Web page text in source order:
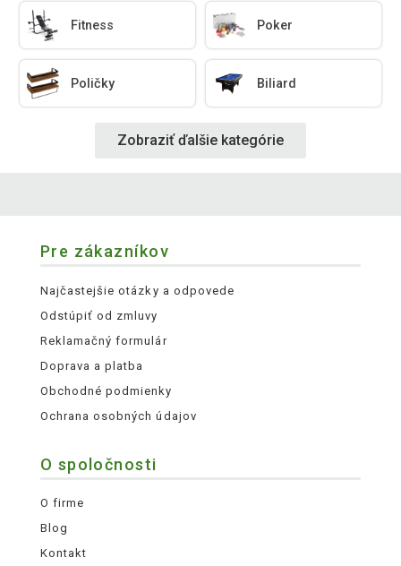
Fitness Poker
Poličky Biliard
Zobraziť ďalšie kategórie
Pre zákazníkov
Najčastejšie otázky a odpovede
Odstúpiť od zmluvy
Reklamačný formulár
Doprava a platba
Obchodné podmienky
Ochrana osobných údajov
O spoločnosti
O firme
Blog
Kontakt